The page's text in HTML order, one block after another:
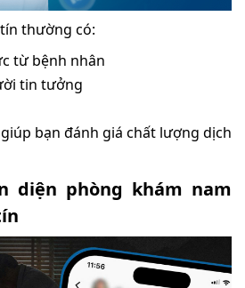
thường có:
từ bệnh nhân
tin tưởng
bạn đánh giá chất lượng dịch
diện phòng khám nam